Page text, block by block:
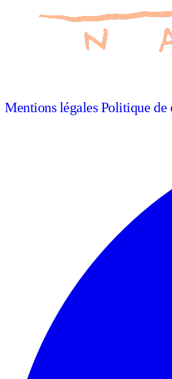
Mentions légalesPolitique de